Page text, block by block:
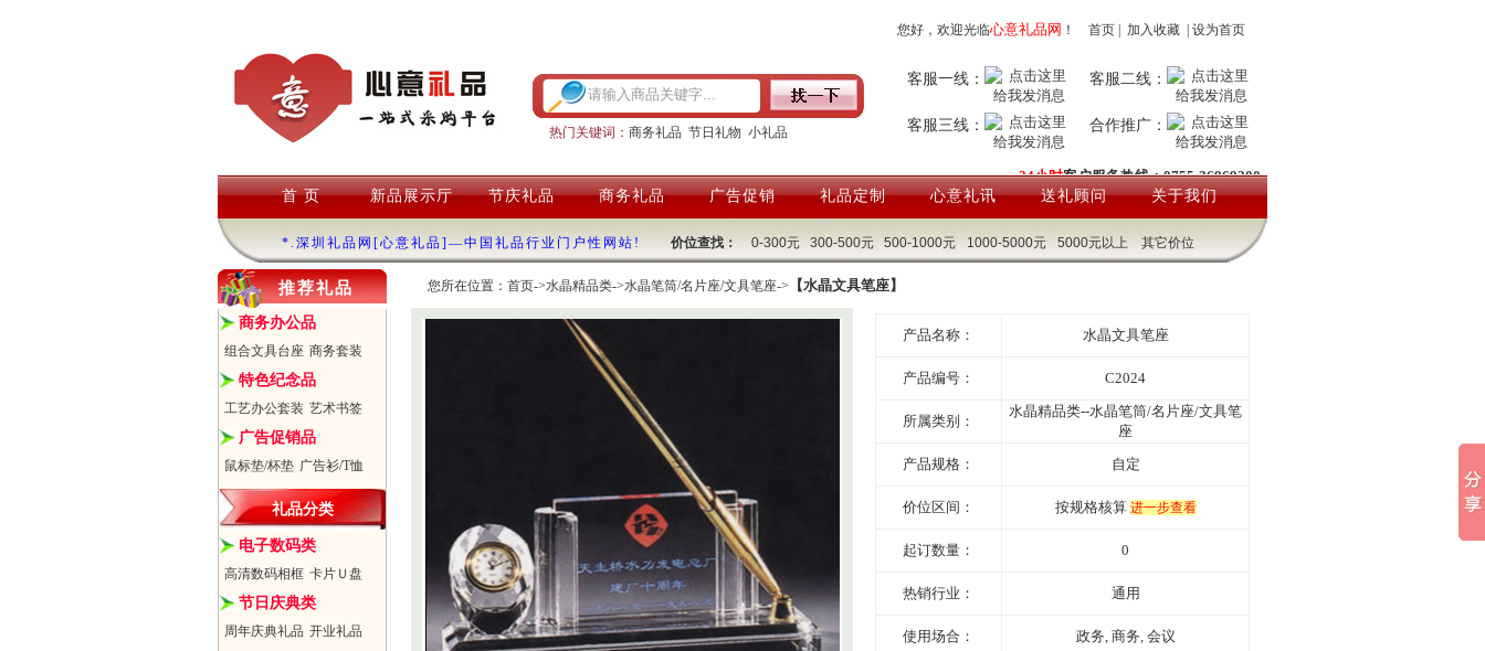
您好，欢迎光临心意礼品网 ！ 首页 加入收藏 设为首页
热门关键词： 商务礼品 节日礼物 小礼品
客服一线： 客服二线：
客服三线： 合作推广：
24小时客户服务热线：0755-26969200
首 页
新品展示厅 节庆礼品 商务礼品 广告促销 礼品定制 心意礼讯 送礼顾问 关于我们
*.深圳礼品网[心意礼品]—中国礼品行业门户性网站! 价位查找： 0-300元 300-500元 500-1000元 1000-5000元 5000元以上 其它价位
推荐礼品
商务办公品
组合文具台座 商务套装
特色纪念品
工艺办公套装 艺术书签
广告促销品
鼠标垫/杯垫 广告衫/T恤
礼品分类
电子数码类
高清数码相框 卡片Ｕ盘
节日庆典类
周年庆典礼品 开业礼品
您所在位置： 首页->水晶精品类->水晶笔筒/名片座/文具笔座-> 【水晶文具笔座】
产品名称： 水晶文具笔座
产品编号： C2024
所属类别：
水晶精品类--水晶笔筒/名片座/文具笔
座
产品规格：
自定
价位区间： 按规格核算 进一步查看
起订数量： 0
热销行业： 通用
使用场合： 政务, 商务, 会议